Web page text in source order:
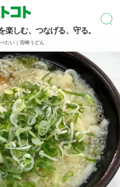
楽しむ、つなげる、守る。
たい｜宮崎うどん